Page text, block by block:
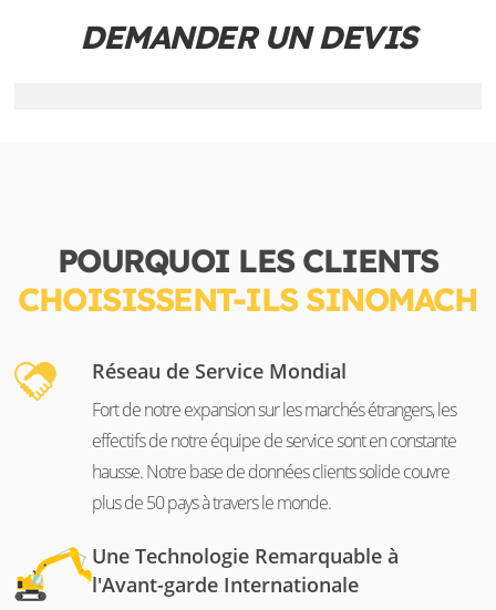
DEMANDER UN DEVIS
POURQUOI LES CLIENTS
CHOISISSENT-ILS SINOMACH
Réseau de Service Mondial
Fort de notre expansion sur les marchés étrangers, les
effectifs de notre équipe de service sont en constante
hausse. Notre base de données clients solide couvre
plus de 50 pays à travers le monde.
Une Technologie Remarquable à
l'Avant-garde Internationale